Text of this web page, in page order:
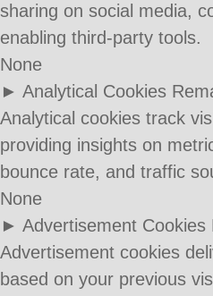
sharing on social media,
enabling third-party tools.
None
► Analytical Cookies
Analytical cookies track
providing insights on
bounce rate, and traffic
None
► Advertisement Cookies
Advertisement cookies
based on your previous